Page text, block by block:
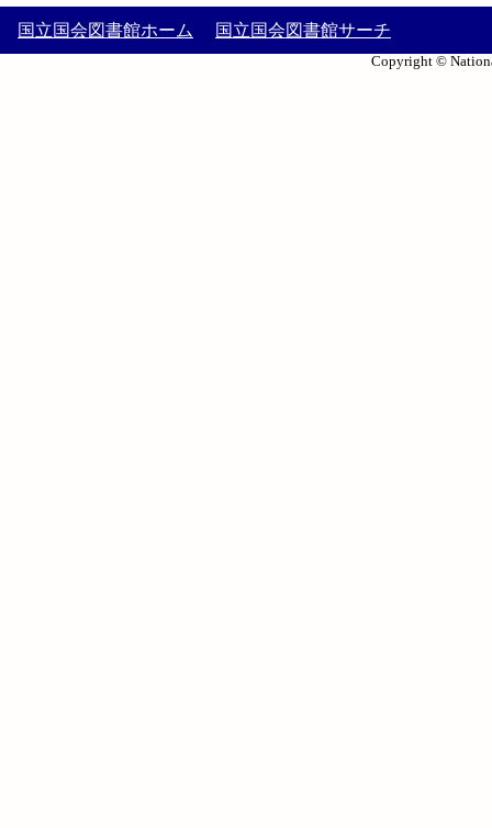
国立国会図書館ホーム 国立国会図書館サーチ
Copyright ©